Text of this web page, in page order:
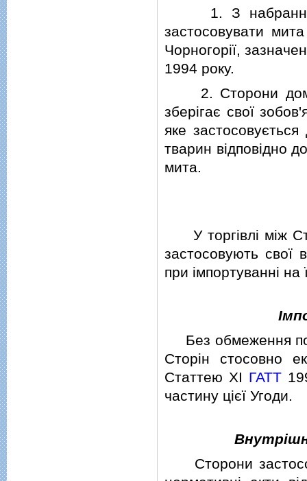
1. З набранням
застосовувати
Чорногорiї,
1994 року.
2. Сторони
зберiгає свої
яке
тварин вiдповiдно
мита.
У торгiвлi мiж
застосовують
при iмпортуваннi на
Без обмеження
Сторiн стосовно
Статтею XI ГАТТ
частину цiєї Угоди.
Сторони